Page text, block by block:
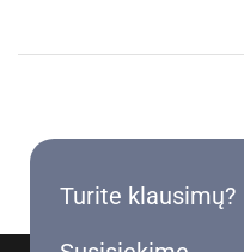
Turite klausimų?